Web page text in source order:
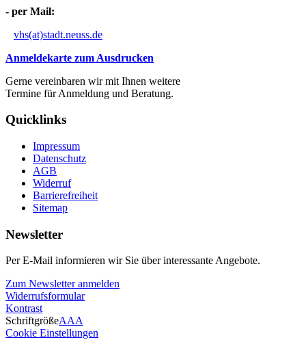
- per Mail:
vhs(at)stadt.neuss.de
Anmeldekarte zum Ausdrucken
Gerne vereinbaren wir mit Ihnen weitere
Termine für Anmeldung und Beratung.
Quicklinks
Impressum
Datenschutz
AGB
Widerruf
Barrierefreiheit
Sitemap
Newsletter
Per E-Mail informieren wir Sie über interessante Angebote.
Zum Newsletter anmelden
Widerrufsformular
Kontrast
SchriftgrößeAAA
Cookie Einstellungen